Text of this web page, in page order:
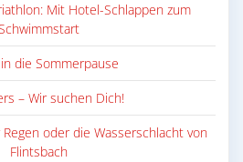
Mit Hotel-Schlappen zum
die Sommerpause
– Wir suchen Dich!
oder die Wasserschlacht von
Flintsbach